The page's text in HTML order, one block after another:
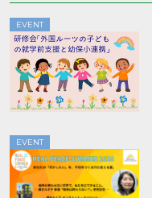
EVENT
EVENT